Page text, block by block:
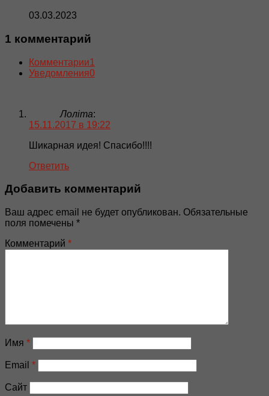
03.03.2023
1 комментарий
Комментарии1
Уведомления0
Лоліта:
15.11.2017 в 19:22
Шикарная идея! Спасибо!!!!
Ответить
Добавить комментарий
Ваш адрес email не будет опубликован. Обязательные
поля помечены *
Комментарий *
Имя *
Email *
Сайт